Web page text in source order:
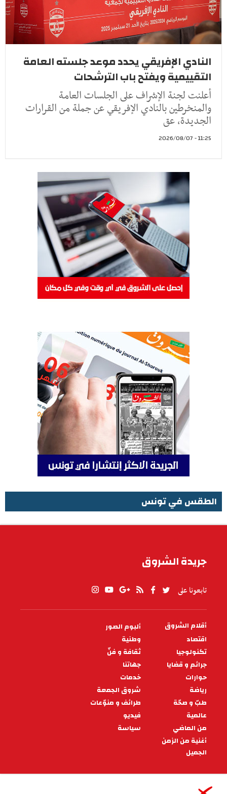
النادي الإفريقي يحدد موعد جلسته العامة
التقييمية ويفتح باب الترشحات
أعلنت لجنة الإشراف على الجلسات العامة
والمنخرطين بالنادي الإفريقي عن جملة من القرارات
الجديدة، عق
11:25 - 2026/08/07
الطقس في تونس
جريدة الشروق
تابعونا على
PIED
DE
PAGE
أقلام الشروق
ألبوم الصور
اقتصاد
وطنية
تكنولوجيا
ثقافة و فنّ
جرائم و قضايا
جهاتنا
حوارات
خدمات
رياضة
شروق الجمعة
طبّ و صحّة
طرائف و منوّعات
عالمية
فيديو
من الماضي
سياسة
أغنية من الزمن
الجميل